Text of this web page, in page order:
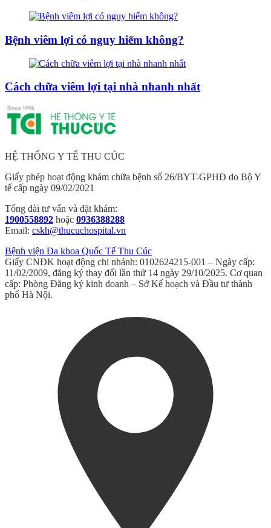
Bệnh viêm lợi có nguy hiểm không?
Cách chữa viêm lợi tại nhà nhanh nhất
HỆ THỐNG Y TẾ THU CÚC
Giấy phép hoạt động khám chữa bệnh số 26/BYT-GPHĐ do Bộ Y
tế cấp ngày 09/02/2021
Tổng đài tư vấn và đặt khám:
1900558892 hoặc 0936388288
Email: cskh@thucuchospital.vn
Bệnh viện Đa khoa Quốc Tế Thu Cúc
Giấy CNĐK hoạt động chi nhánh: 0102624215-001 – Ngày cấp:
11/02/2009, đăng ký thay đổi lần thứ 14 ngày 29/10/2025. Cơ quan
cấp: Phòng Đăng ký kinh doanh – Sở Kế hoạch và Đầu tư thành
phố Hà Nội.